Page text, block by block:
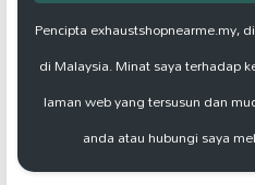
Pencipta exhaustshopnearme.my,
di Malaysia. Minat saya terhadap
laman web yang tersusun dan
anda atau hubungi saya